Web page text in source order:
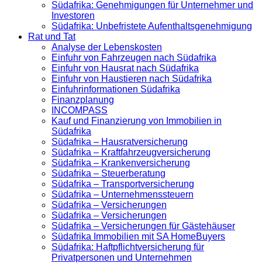
Südafrika: Genehmigungen für Unternehmer und
Investoren
Südafrika: Unbefristete Aufenthaltsgenehmigung
Rat und Tat
Analyse der Lebenskosten
Einfuhr von Fahrzeugen nach Südafrika
Einfuhr von Hausrat nach Südafrika
Einfuhr von Haustieren nach Südafrika
Einfuhrinformationen Südafrika
Finanzplanung
INCOMPASS
Kauf und Finanzierung von Immobilien in
Südafrika
Südafrika – Hausratversicherung
Südafrika – Kraftfahrzeugversicherung
Südafrika – Krankenversicherung
Südafrika – Steuerberatung
Südafrika – Transportversicherung
Südafrika – Unternehmenssteuern
Südafrika – Versicherungen
Südafrika – Versicherungen
Südafrika – Versicherungen für Gästehäuser
Südafrika Immobilien mit SA HomeBuyers
Südafrika: Haftpflichtversicherung für
Privatpersonen und Unternehmen